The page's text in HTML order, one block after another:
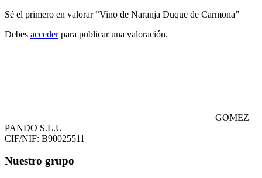
Sé el primero en valorar “Vino de Naranja Duque de Carmona”
Debes accederpara publicar una valoración.
GOMEZ
PANDO S.L.U
CIF/NIF: B90025511
Nuestro grupo